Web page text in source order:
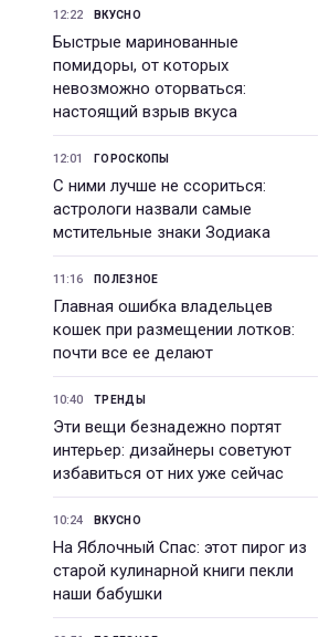
12:22 ВКУСНО
Быстрые маринованные
помидоры, от которых
невозможно оторваться:
настоящий взрыв вкуса
12:01 ГОРОСКОПЫ
С ними лучше не ссориться:
астрологи назвали самые
мстительные знаки Зодиака
11:16 ПОЛЕЗНОЕ
Главная ошибка владельцев
кошек при размещении лотков:
почти все ее делают
10:40 ТРЕНДЫ
Эти вещи безнадежно портят
интерьер: дизайнеры советуют
избавиться от них уже сейчас
10:24 ВКУСНО
На Яблочный Спас: этот пирог из
старой кулинарной книги пекли
наши бабушки